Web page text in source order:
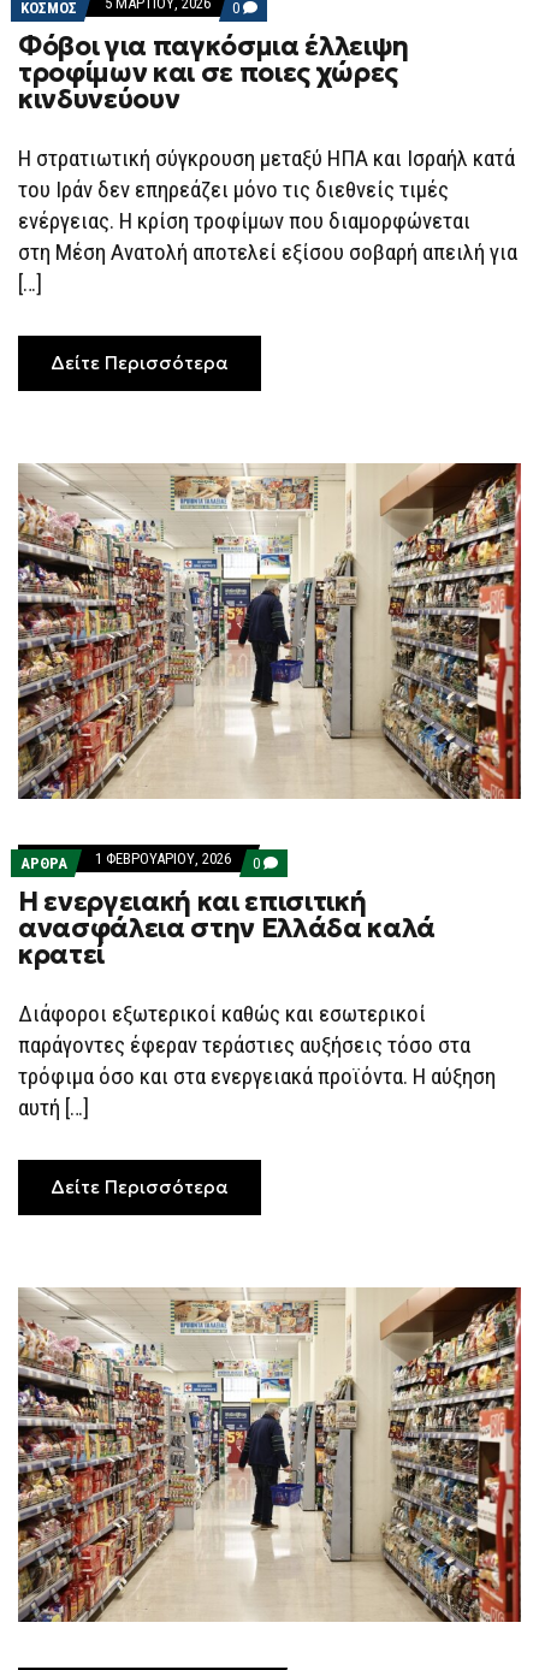
ΚΟΣΜΟΣ 0 COMMENTS
ON
ΦΌΒΟΙ
ΓΙΑ
ΠΑΓΚΌΣΜΙΑ
ΣΕ
ΠΟΙΕΣ
ΧΏΡΕΣ
ΚΙΝΔΥΝΕΎΟΥΝ
Φόβοι για παγκόσμια έλλειψη
τροφίμων και σε ποιες χώρες
κινδυνεύουν
Η στρατιωτική σύγκρουση μεταξύ ΗΠΑ και Ισραήλ κατά
του Ιράν δεν επηρεάζει μόνο τις διεθνείς τιμές
ενέργειας. Η κρίση τροφίμων που διαμορφώνεται
στη Μέση Ανατολή αποτελεί εξίσου σοβαρή απειλή για
[…]
Δείτε Περισσότερα
ΑΡΘΡΑ 1 ΦΕΒΡΟΥΑΡΊΟΥ, 2026 0 COMMENTS
ON
H
ΕΝΕΡΓΕΙΑΚΉ
ΚΑΙ
ΕΛΛΆΔΑ
ΚΑΛΆ
ΚΡΑΤΕΊ
H ενεργειακή και επισιτική
ανασφάλεια στην Ελλάδα καλά
κρατεί
Διάφοροι εξωτερικοί καθώς και εσωτερικοί
παράγοντες έφεραν τεράστιες αυξήσεις τόσο στα
τρόφιμα όσο και στα ενεργειακά προϊόντα. Η αύξηση
αυτή […]
Δείτε Περισσότερα